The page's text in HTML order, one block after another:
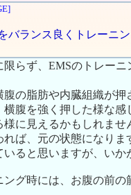
バランス良くトレーニ
らず、EMSのトレー
の脂肪や内臓組織が
腹を強く押した様な
に見えるかもしれませ
れば、元の状態になり
ると思いますが、いか
グ時には、お腹の前